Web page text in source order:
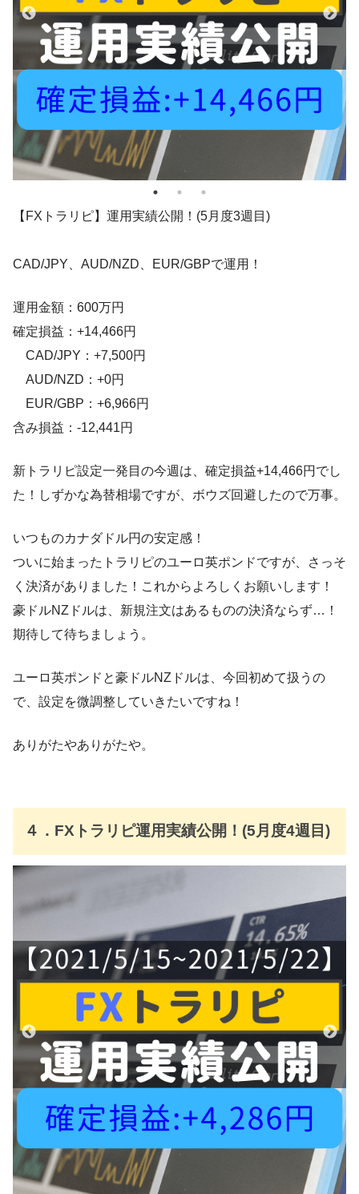
【FXトラリピ】運用実績公開！(5月度3週目)
CAD/JPY、AUD/NZD、EUR/GBPで運用！
運用金額：600万円
確定損益：+14,466円
CAD/JPY：+7,500円
AUD/NZD：+0円
EUR/GBP：+6,966円
含み損益：-12,441円
新トラリピ設定一発目の今週は、確定損益+14,466円でし
た！しずかな為替相場ですが、ボウズ回避したので万事。
いつものカナダドル円の安定感！
ついに始まったトラリピのユーロ英ポンドですが、さっそ
く決済がありました！これからよろしくお願いします！
豪ドルNZドルは、新規注文はあるものの決済ならず…！
期待して待ちましょう。
ユーロ英ポンドと豪ドルNZドルは、今回初めて扱うの
で、設定を微調整していきたいですね！
ありがたやありがたや。
４．FXトラリピ運用実績公開！(5月度4週目)